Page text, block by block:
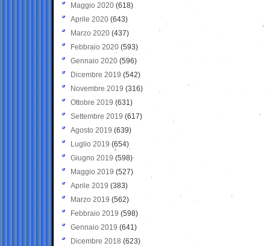
Maggio 2020 (618)
Aprile 2020 (643)
Marzo 2020 (437)
Febbraio 2020 (593)
Gennaio 2020 (596)
Dicembre 2019 (542)
Novembre 2019 (316)
Ottobre 2019 (631)
Settembre 2019 (617)
Agosto 2019 (639)
Luglio 2019 (654)
Giugno 2019 (598)
Maggio 2019 (527)
Aprile 2019 (383)
Marzo 2019 (562)
Febbraio 2019 (598)
Gennaio 2019 (641)
Dicembre 2018 (623)